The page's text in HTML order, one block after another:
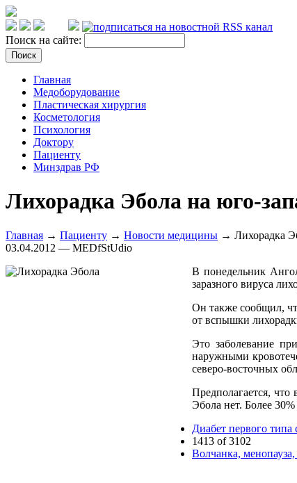
Поиск на сайте:
Главная
Медоборудование
Пластическая хирургия
Косметология
Психология
Доктору
Пациенту
Минздрав РФ
Лихорадка Эбола на юго-
Главная → Пациенту → Новости медицины → Лихорадка
03.04.2012 — MEDfStUdio
В понедельник
заразного вируса
Он также сообщил,
от вспышки
Это заболевание
наружными
северо-восточных
Предполагается,
Эбола нет. Более
Диабет первого
1413 of 3102
Волчанка, менопауза,